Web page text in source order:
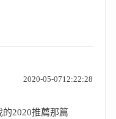
2020-05-0712:22:28
2020推薦那篇